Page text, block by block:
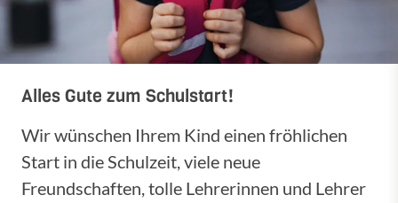
Alles Gute zum Schulstart!
Wir wünschen Ihrem Kind einen fröhlichen
Start in die Schulzeit, viele neue
Freundschaften, tolle Lehrerinnen und Lehrer